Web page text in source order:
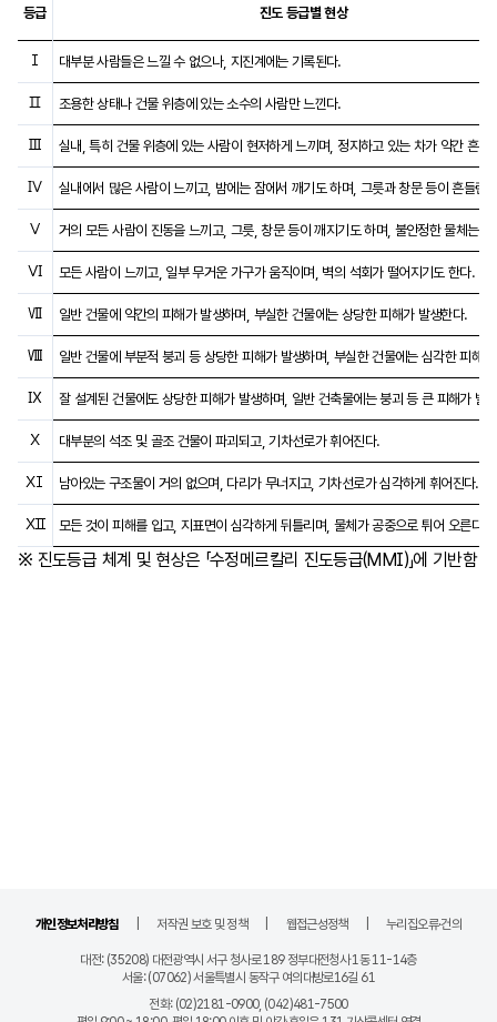
진도 등급별 현상 요약
등급 진도 등급별 현상
대부분 사람들은 느낄 수 없으나, 지진계에는 기록된다.
조용한 상태나 건물 위층에 있는 소수의 사람만 느낀다.
실내, 특히 건물 위층에 있는 사람이 현저하게 느끼며, 정지하고 있는 차가 약간 흔들
실내에서 많은 사람이 느끼고, 밤에는 잠에서 깨기도 하며, 그릇과 창문 등이 흔들린
거의 모든 사람이 진동을 느끼고, 그릇, 창문 등이 깨지기도 하며, 불안정한 물체는
모든 사람이 느끼고, 일부 무거운 가구가 움직이며, 벽의 석회가 떨어지기도 한다.
일반 건물에 약간의 피해가 발생하며, 부실한 건물에는 상당한 피해가 발생한다.
일반 건물에 부분적 붕괴 등 상당한 피해가 발생하며, 부실한 건물에는 심각한 피해
잘 설계된 건물에도 상당한 피해가 발생하며, 일반 건축물에는 붕괴 등 큰 피해가 발
대부분의 석조 및 골조 건물이 파괴되고, 기차선로가 휘어진다.
남아있는 구조물이 거의 없으며, 다리가 무너지고, 기차선로가 심각하게 휘어진다.
모든 것이 피해를 입고, 지표면이 심각하게 뒤틀리며, 물체가 공중으로 튀어 오른다.
※ 진도등급 체계 및 현상은 「수정메르칼리 진도등급(MMI)」에 기반함
관련 페이지 링크
개인정보처리방침 저작권 보호 및 정책 웹접근성정책 누리집오류·건의
대전: (35208) 대전광역시 서구 청사로 189 정부대전청사 1동 11-14층
서울: (07062) 서울특별시 동작구 여의대방로16길 61
전화 (02)2181-0900, (042)481-7500